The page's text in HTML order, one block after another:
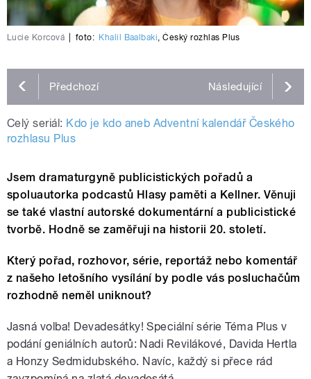
Lucie Korcová foto: Khalil Baalbaki ,Český rozhlas Plus
Předchozí Následující
Celý seriál: Kdo je kdo aneb Adventní kalendář Českého
rozhlasu Plus
Jsem dramaturgyně publicistických pořadů a
spoluautorka podcastů Hlasy paměti a Kellner. Věnuji
se také vlastní autorské dokumentární a publicistické
tvorbě. Hodně se zaměřuji na historii 20. století.
Který pořad, rozhovor, série, reportáž nebo komentář
z našeho letošního vysílání by podle vás posluchačům
rozhodně neměl uniknout?
Jasná volba! Devadesátky! Speciální série Téma Plus v
podání geniálních autorů: Nadi Revilákové, Davida Hertla
a Honzy Sedmidubského. Navíc, každý si přece rád